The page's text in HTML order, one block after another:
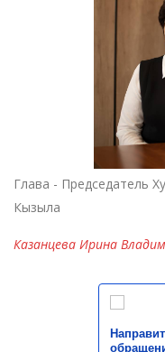
Глава - Председатель
Кызыла
Казанцева Ирина